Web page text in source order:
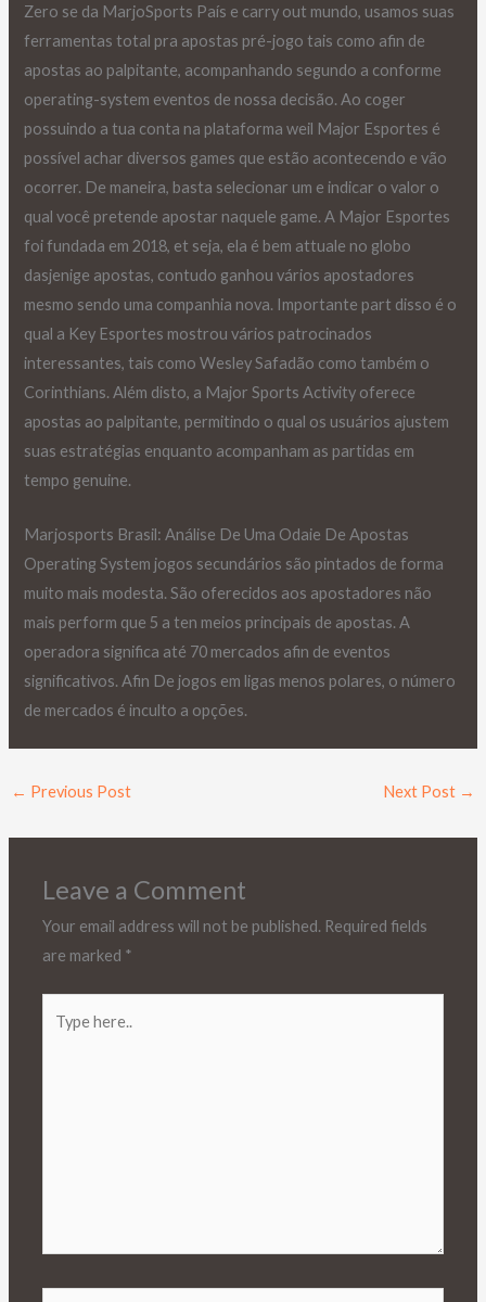
Zero se da MarjoSports País e carry out mundo, usamos suas
ferramentas total pra apostas pré-jogo tais como afin de
apostas ao palpitante, acompanhando segundo a conforme
operating-system eventos de nossa decisão. Ao coger
possuindo a tua conta na plataforma weil Major Esportes é
possível achar diversos games que estão acontecendo e vão
ocorrer. De maneira, basta selecionar um e indicar o valor o
qual você pretende apostar naquele game. A Major Esportes
foi fundada em 2018, et seja, ela é bem attuale no globo
dasjenige apostas, contudo ganhou vários apostadores
mesmo sendo uma companhia nova. Importante part disso é o
qual a Key Esportes mostrou vários patrocinados
interessantes, tais como Wesley Safadão como também o
Corinthians. Além disto, a Major Sports Activity oferece
apostas ao palpitante, permitindo o qual os usuários ajustem
suas estratégias enquanto acompanham as partidas em
tempo genuine.
Marjosports Brasil: Análise De Uma Odaie De Apostas
Operating System jogos secundários são pintados de forma
muito mais modesta. São oferecidos aos apostadores não
mais perform que 5 a ten meios principais de apostas. A
operadora significa até 70 mercados afin de eventos
significativos. Afin De jogos em ligas menos polares, o número
de mercados é inculto a opções.
← Previous Post Next Post →
Leave a Comment
Your email address will not be published. Required fields
are marked *
here..